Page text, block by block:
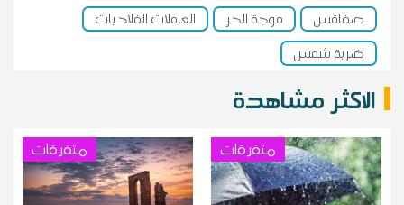
صفاقس
موجة الحر
العاملات الفلاحيات
ضربة شمس
الاكثر مشاهدة
متفرقات متفرقات